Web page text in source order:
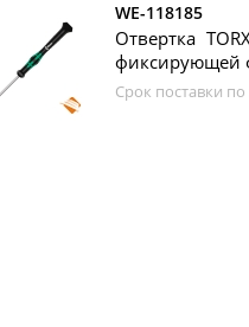
WE-118185
Отвертка
фиксирующей
Срок поставки по